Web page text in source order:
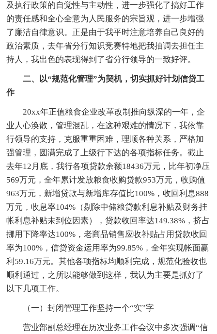
及执行政策的自觉性与主动性，进一步强化了搞好工作
的责任感和全心全意为人民服务的宗旨观，进一步增强
了廉洁自律意识。正是由于我平时注意培养自己良好的
政治素质，去年省分行知识竞赛特地把我抽调去担任主
持人，我出色的表现得到了省分行领导的一致好评。
二、以“规范化管理”为契机，切实抓好计划信贷工
作
20xx年正值粮食企业改革改制推向纵深的一年，企
业人心涣散，管理混乱，在这种艰难的情况下，我依靠
行领导的支持，克服重重困难，理顺各种关系，严格加
强管理，圆满完成了上级行下达的各项指标任务。截止
去年12月底，我行各项贷款余额18436万元，比年初净压
569万元，全年累计发放粮食收购贷款953万元，收购值
963万元，新增贷款与新增库存值比100%，收回利息888
万元，收息率104%（剔除中储粮贷款利息补贴及财务挂
帐利息补贴未到位因素），贷款收回率达149.38%，挤占
挪用下降率达100%，老商品销售应收补贴占用贷款收回
率为100%，信贷资金运用率为99.85%，全年实现帐面赢
利59.16万元。其他各项指标均顺利完成，规范化验收也
顺利通过，之所以能够做到这样，我认为主要是抓好了
以下几项工作。
（一）封闭管理工作坚持一个“实”字
营业部副总经理在历次业务工作会议中多次强调“信